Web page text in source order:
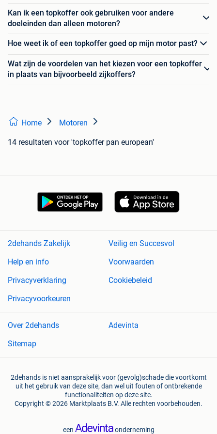
Kan ik een topkoffer ook gebruiken voor andere
doeleinden dan alleen motoren?
Hoe weet ik of een topkoffer goed op mijn motor past?
Wat zijn de voordelen van het kiezen voor een topkoffer
in plaats van bijvoorbeeld zijkoffers?
Home Motoren
14 resultaten voor 'topkoffer pan european'
2dehands Zakelijk
Veilig en Succesvol
Help en info
Voorwaarden
Privacyverklaring
Cookiebeleid
Privacyvoorkeuren
Over 2dehands
Adevinta
Sitemap
2dehands is niet aansprakelijk voor (gevolg)schade die voortkomt
uit het gebruik van deze site, dan wel uit fouten of ontbrekende
functionaliteiten op deze site.
Copyright © 2026 Marktplaats B.V. Alle rechten voorbehouden.
een onderneming